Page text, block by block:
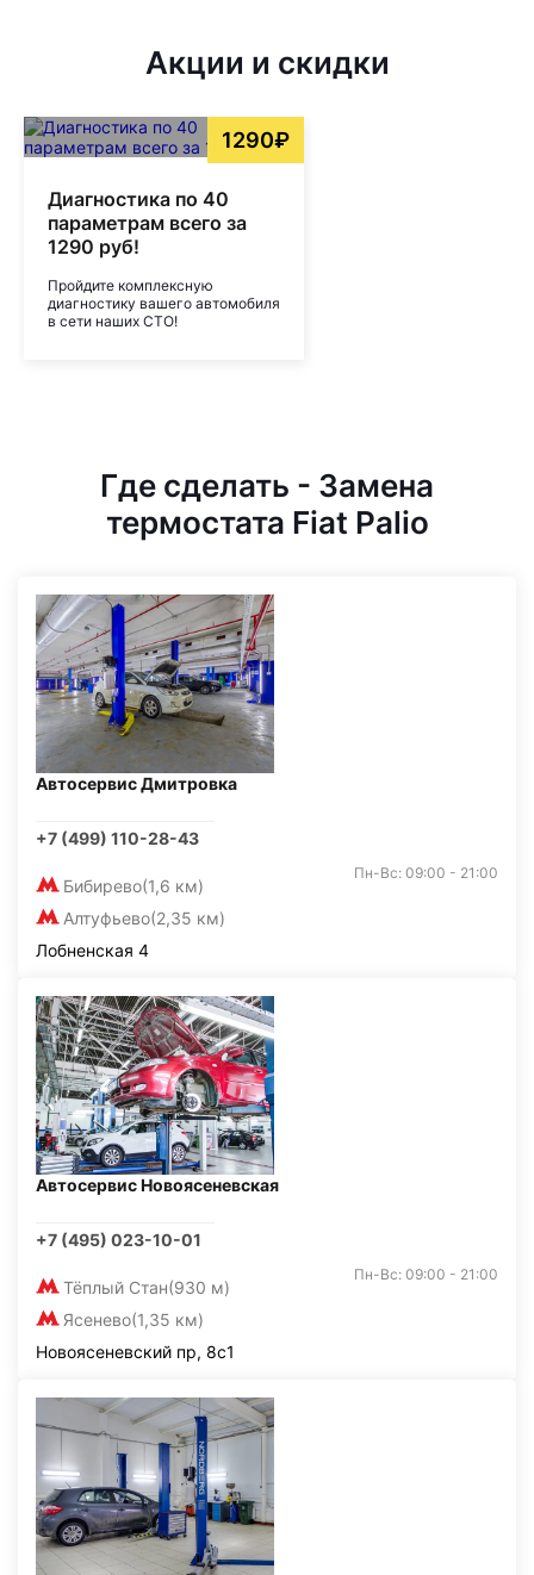
Акции и скидки
1290₽
Диагностика по 40
параметрам всего за
1290 руб!
Пройдите комплексную
диагностику вашего автомобиля
в сети наших СТО!
Где сделать - Замена
термостата Fiat Palio
Автосервис Дмитровка
+7 (499) 110-28-43
Бибирево(1,6 км)
Алтуфьево(2,35 км)
Пн-Вс: 09:00 - 21:00
Лобненская 4
Автосервис Новоясеневская
+7 (495) 023-10-01
Тёплый Стан(930 м)
Ясенево(1,35 км)
Пн-Вс: 09:00 - 21:00
Новоясеневский пр, 8с1